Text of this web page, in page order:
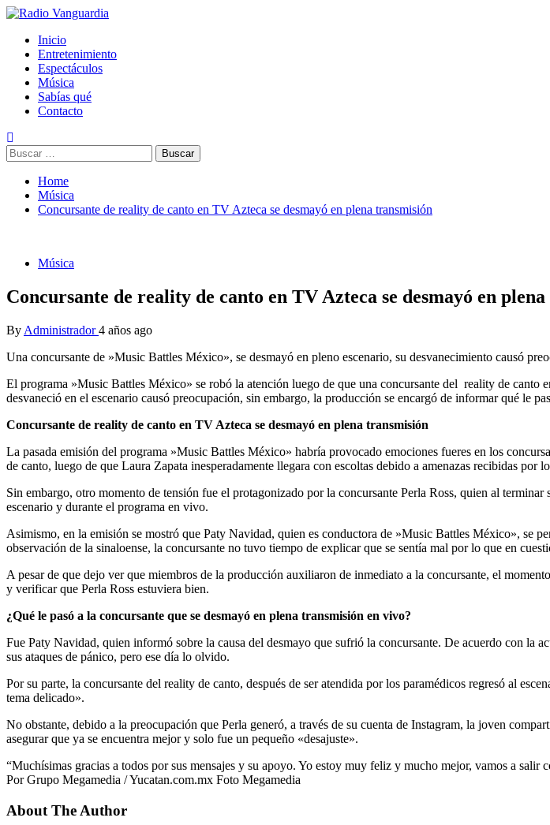
Skip
content
Radio Vanguardia
Tu música y mucho mas
Primary
Menu
Inicio
Entretenimiento
Espectáculos
Música
Sabías qué
Contacto
Buscar:
Home
Música
Concursante de reality de canto en TV Azteca se desmayó en plena transmisión
Música
Concursante de reality de canto en TV Azteca se desmayó en
By Administrador4 años ago
Una concursante de »Music Battles México», se desmayó en pleno escenario, su desvanecimiento causó
El programa »Music Battles México» se robó la atención luego de que una concursante del reality de
desvaneció en el escenario causó preocupación, sin embargo, la producción se encargó de informar qué le
Concursante de reality de canto en TV Azteca se desmayó en plena transmisión
La pasada emisión del programa »Music Battles México» habría provocado emociones fueres en los
de canto, luego de que Laura Zapata inesperadamente llegara con escoltas debido a amenazas recibidas por
Sin embargo, otro momento de tensión fue el protagonizado por la concursante Perla Ross, quien al
escenario y durante el programa en vivo.
Asimismo, en la emisión se mostró que Paty Navidad, quien es conductora de »Music Battles México», se
observación de la sinaloense, la concursante no tuvo tiempo de explicar que se sentía mal por lo que en
A pesar de que dejo ver que miembros de la producción auxiliaron de inmediato a la concursante, el
y verificar que Perla Ross estuviera bien.
¿Qué le pasó a la concursante que se desmayó en plena transmisión en vivo?
Fue Paty Navidad, quien informó sobre la causa del desmayo que sufrió la concursante. De acuerdo con la
sus ataques de pánico, pero ese día lo olvido.
Por su parte, la concursante del reality de canto, después de ser atendida por los paramédicos regresó al
tema delicado».
No obstante, debido a la preocupación que Perla generó, a través de su cuenta de Instagram, la joven
asegurar que ya se encuentra mejor y solo fue un pequeño «desajuste».
“Muchísimas gracias a todos por sus mensajes y su apoyo. Yo estoy muy feliz y mucho mejor, vamos a
Por Grupo Megamedia / Yucatan.com.mx Foto Megamedia
About The Author